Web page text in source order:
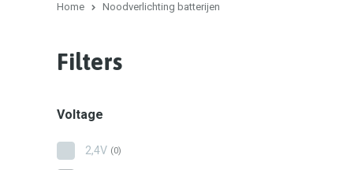
Home Noodverlichting batterijen
Filters
Voltage
2,4V (0)